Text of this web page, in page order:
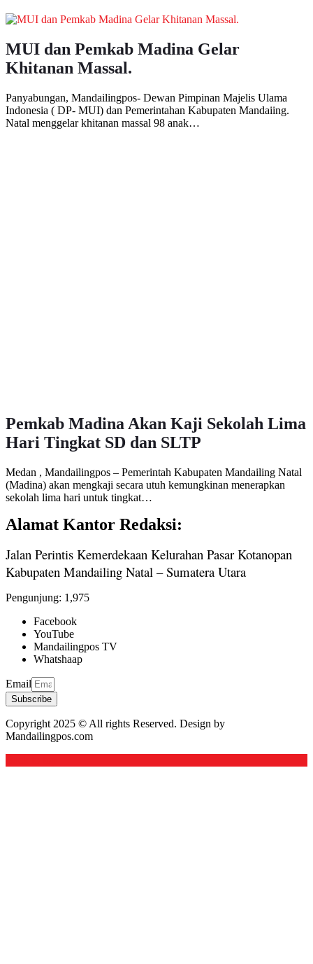
MUI dan Pemkab Madina Gelar
Khitanan Massal.
Panyabungan, Mandailingpos- Dewan Pimpinan Majelis Ulama
Indonesia ( DP- MUI) dan Pemerintahan Kabupaten Mandaiing.
Natal menggelar khitanan massal 98 anak…
Pemkab Madina Akan Kaji Sekolah Lima
Hari Tingkat SD dan SLTP
Medan , Mandailingpos – Pemerintah Kabupaten Mandailing Natal
(Madina) akan mengkaji secara utuh kemungkinan menerapkan
sekolah lima hari untuk tingkat…
Alamat Kantor Redaksi:
Jalan Perintis Kemerdekaan Kelurahan Pasar Kotanopan
Kabupaten Mandailing Natal – Sumatera Utara
Pengunjung: 1,975
Facebook
YouTube
Mandailingpos TV
Whatshaap
Email
Subscribe
Copyright 2025 © All rights Reserved. Design by
Mandailingpos.com